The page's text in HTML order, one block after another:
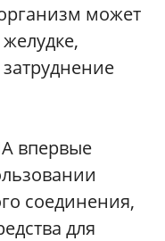
может
впервые
соединения,
для